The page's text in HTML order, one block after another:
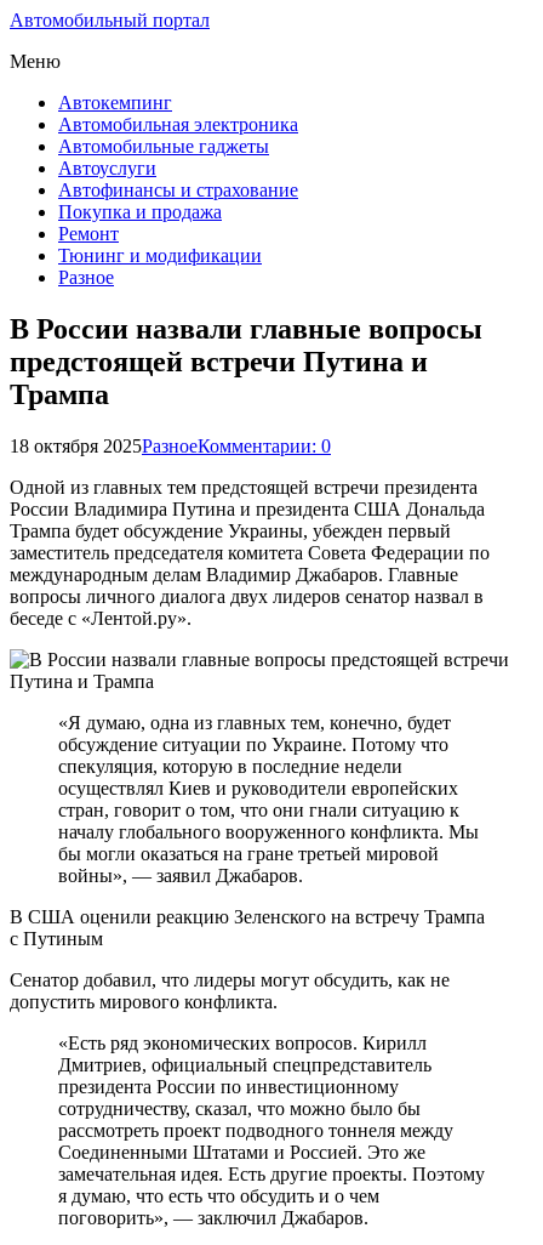
Автомобильный портал
Меню
Автокемпинг
Автомобильная электроника
Автомобильные гаджеты
Автоуслуги
Автофинансы и страхование
Покупка и продажа
Ремонт
Тюнинг и модификации
Разное
В России назвали главные вопросы
предстоящей встречи Путина и
Трампа
18 октября 2025РазноеКомментарии: 0
Одной из главных тем предстоящей встречи президента
России Владимира Путина и президента США Дональда
Трампа будет обсуждение Украины, убежден первый
заместитель председателя комитета Совета Федерации по
международным делам Владимир Джабаров. Главные
вопросы личного диалога двух лидеров сенатор назвал в
беседе с «Лентой.ру».
«Я думаю, одна из главных тем, конечно, будет
обсуждение ситуации по Украине. Потому что
спекуляция, которую в последние недели
осуществлял Киев и руководители европейских
стран, говорит о том, что они гнали ситуацию к
началу глобального вооруженного конфликта. Мы
бы могли оказаться на гране третьей мировой
войны», — заявил Джабаров.
В США оценили реакцию Зеленского на встречу Трампа
с Путиным
Сенатор добавил, что лидеры могут обсудить, как не
допустить мирового конфликта.
«Есть ряд экономических вопросов. Кирилл
Дмитриев, официальный спецпредставитель
президента России по инвестиционному
сотрудничеству, сказал, что можно было бы
рассмотреть проект подводного тоннеля между
Соединенными Штатами и Россией. Это же
замечательная идея. Есть другие проекты. Поэтому
я думаю, что есть что обсудить и о чем
поговорить», — заключил Джабаров.